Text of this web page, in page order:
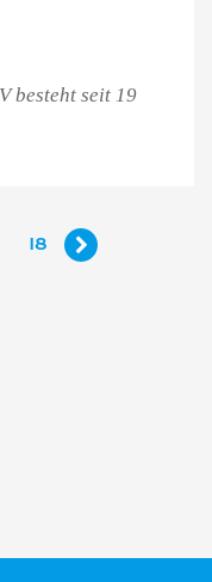
besteht seit 19
18 